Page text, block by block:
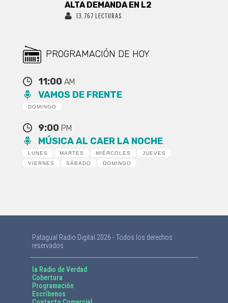
ALTA DEMANDA EN L2
13.767 LECTURAS
PROGRAMACIÓN DE HOY
11:00 AM
VAMOS DE FRENTE
DOMINGO
9:00 PM
MÚSICA AL CAER LA NOCHE
LUNES MARTES MIÉRCOLES
JUEVES
VIERNES
SÁBADO DOMINGO
Patagual Radio Digital 2026 - Todos los derechos
reservados
la Radio de Verdad
Cobertura
Programación
Escríbenos